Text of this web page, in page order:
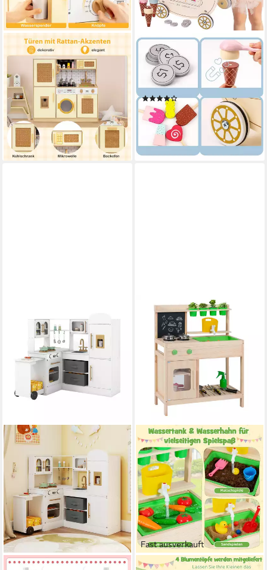
COSTWAY
Spielküche Holz, kinder holz,
Kinderküchen-Spielset mit
Sound und Licht
97,89 €
UVP 177,99 €
-45%
lieferbar - in 2-3 Werktagen bei dir
MAMABRUM
Spielküche Eisdiele Spielset
aus Holz – Rollenspiel für
Kinder mit Zubehör Holz
(5)
29,90 € 89,99 €
-67%
lieferbar - in 3-4 Werktagen bei dir
COSTWAY
Fast ausverkauft
COSTWAY